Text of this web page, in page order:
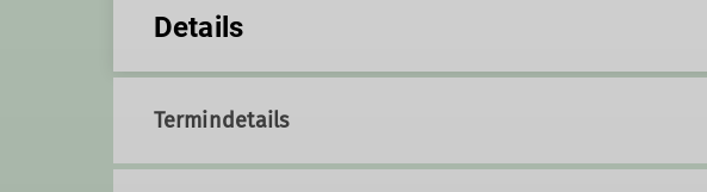
Details
Termindetails